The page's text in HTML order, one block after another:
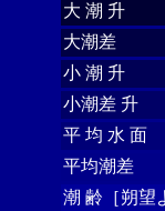
大 潮 升
大潮差
小 潮 升
小潮差 升
平 均 水 面
平均潮差
潮 齢［朔望